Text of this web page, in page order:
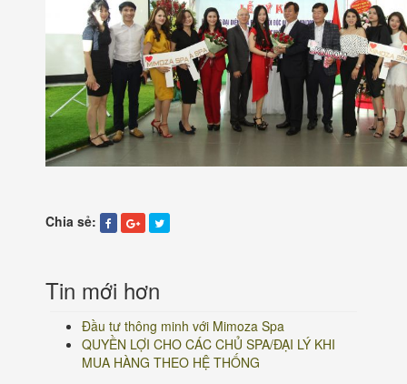
Chia sẻ:
Tin mới hơn
Đầu tư thông minh với Mimoza Spa
QUYỀN LỢI CHO CÁC CHỦ SPA/ĐẠI LÝ KHI
MUA HÀNG THEO HỆ THỐNG